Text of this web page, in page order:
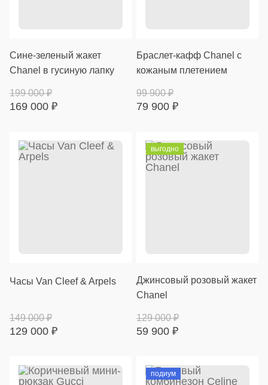
Сине-зеленый жакет
Chanel в гусиную лапку
169 000 ₽
199 000₽
Браслет-кафф Chanel с
кожаным плетением
79 900 ₽
99 900₽
Часы Van Cleef & Arpels
129 000 ₽
149 000₽
выгодно
Джинсовый розовый жакет
Chanel
59 900 ₽
129 000₽
подиум